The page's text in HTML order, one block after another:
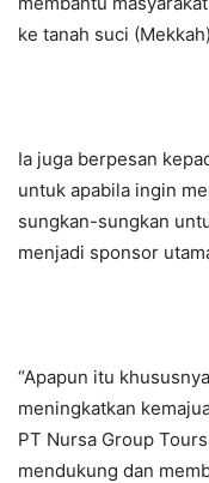
ke tanah suci
Ia juga berpesan
untuk apabila ingin
sungkan-sungkan
menjadi sponsor
“Apapun itu
meningkatkan
PT Nursa Group
mendukung dan